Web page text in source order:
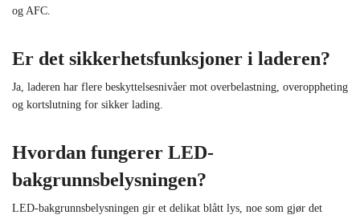
og AFC.
Er det sikkerhetsfunksjoner i laderen?
Ja, laderen har flere beskyttelsesnivåer mot overbelastning, overoppheting
og kortslutning for sikker lading.
Hvordan fungerer LED-
bakgrunnsbelysningen?
LED-bakgrunnsbelysningen gir et delikat blått lys, noe som gjør det